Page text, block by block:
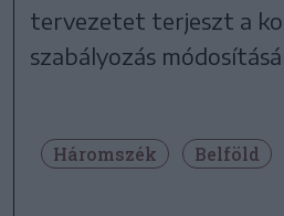
tervezetet terjeszt a
szabályozás
Háromszék Belföld